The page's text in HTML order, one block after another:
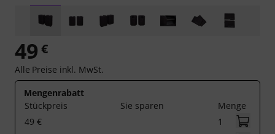
49 €
Alle Preise inkl. MwSt.
Mengenrabatt
Stückpreis
Sie sparen
Menge
49 €
1